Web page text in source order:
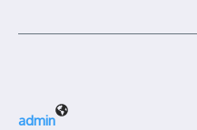
admin